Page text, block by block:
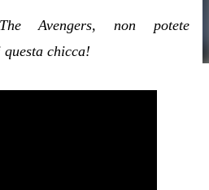
Avengers, non potete
questa chicca!